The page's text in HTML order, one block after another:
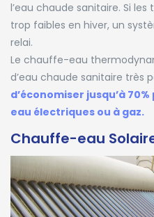
l’eau chaude sanitaire. Si
trop faibles en hiver, un
relai.
Le chauffe-eau
d’eau chaude sanitaire très
d’économiser jusqu’à
eau électriques ou à gaz.
Chauffe-eau